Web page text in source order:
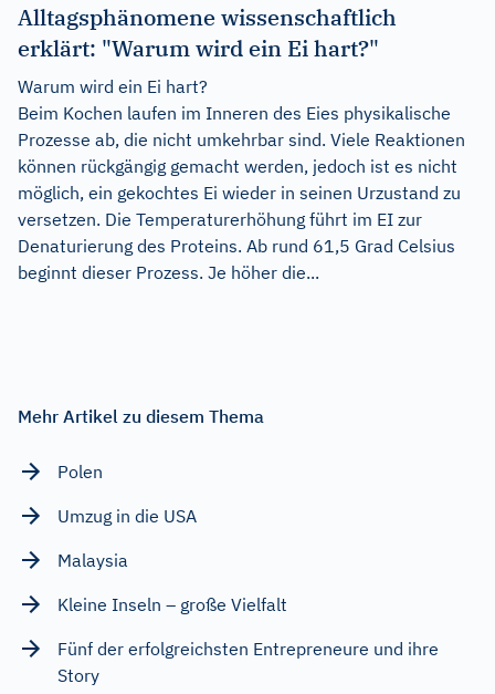
Alltagsphänomene wissenschaftlich
erklärt: "Warum wird ein Ei hart?"
Warum wird ein Ei hart?
Beim Kochen laufen im Inneren des Eies physikalische
Prozesse ab, die nicht umkehrbar sind. Viele Reaktionen
können rückgängig gemacht werden, jedoch ist es nicht
möglich, ein gekochtes Ei wieder in seinen Urzustand zu
versetzen. Die Temperaturerhöhung führt im EI zur
Denaturierung des Proteins. Ab rund 61,5 Grad Celsius
beginnt dieser Prozess. Je höher die...
Mehr Artikel zu diesem Thema
Polen
Umzug in die USA
Malaysia
Kleine Inseln – große Vielfalt
Fünf der erfolgreichsten Entrepreneure und ihre
Story